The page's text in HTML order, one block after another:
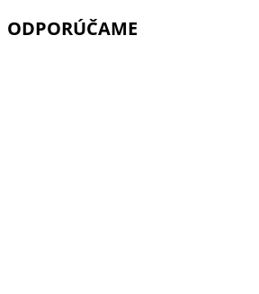
ODPORÚČAME